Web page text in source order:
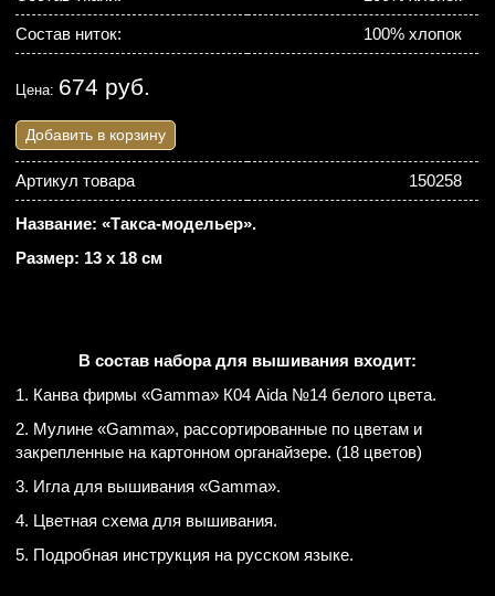
Состав ниток: 100% хлопок
Цена: 674 руб.
Добавить в корзину
Артикул товара 150258
Название: «Такса-модельер».
Размер: 13 х 18 см
В состав набора для вышивания входит:
1. Канва фирмы «Gamma» К04 Aida №14 белого цвета.
2. Мулине «Gamma», рассортированные по цветам и
закрепленные на картонном органайзере. (18 цветов)
3. Игла для вышивания «Gamma».
4. Цветная схема для вышивания.
5. Подробная инструкция на русском языке.